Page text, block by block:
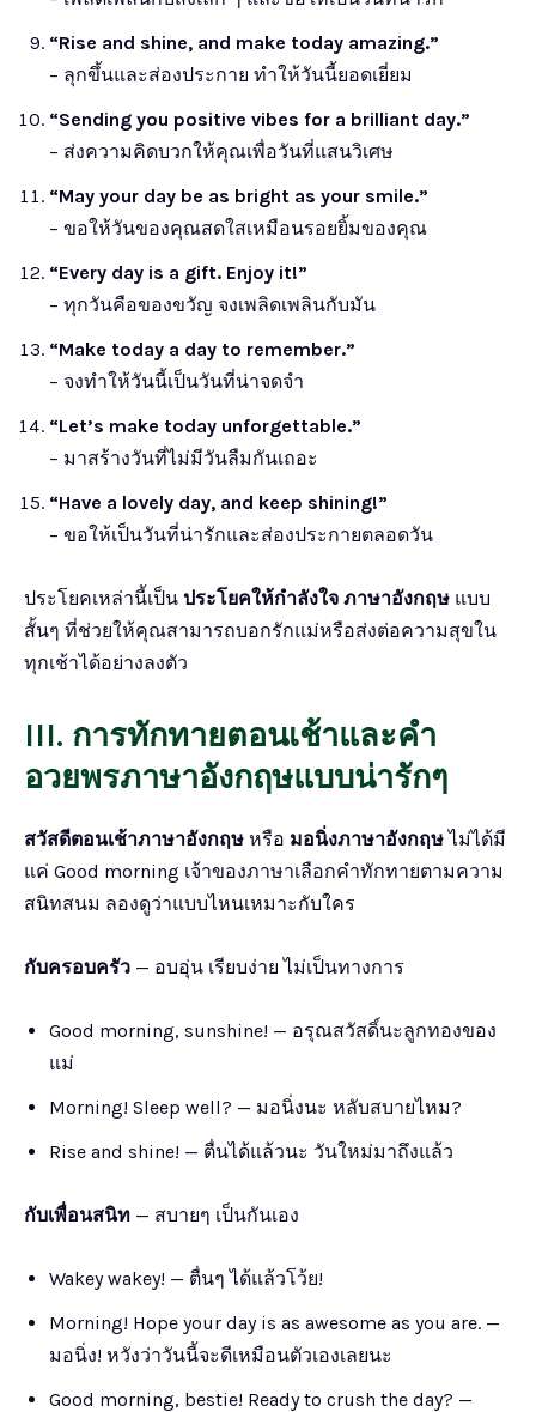
“Rise and shine, and make today amazing.”
– ลุกขึ้นและส่องประกาย ทำให้วันนี้ยอดเยี่ยม
“Sending you positive vibes for a brilliant day.”
– ส่งความคิดบวกให้คุณเพื่อวันที่แสนวิเศษ
“May your day be as bright as your smile.”
– ขอให้วันของคุณสดใสเหมือนรอยยิ้มของคุณ
“Every day is a gift. Enjoy it!”
– ทุกวันคือของขวัญ จงเพลิดเพลินกับมัน
“Make today a day to remember.”
– จงทำให้วันนี้เป็นวันที่น่าจดจำ
“Let’s make today unforgettable.”
– มาสร้างวันที่ไม่มีวันลืมกันเถอะ
“Have a lovely day, and keep shining!”
– ขอให้เป็นวันที่น่ารักและส่องประกายตลอดวัน
ประโยคเหล่านี้เป็น ประโยคให้กำลังใจ ภาษาอังกฤษ แบบ
สั้นๆ ที่ช่วยให้คุณสามารถบอกรักแม่หรือส่งต่อความสุขใน
ทุกเช้าได้อย่างลงตัว
III. การทักทายตอนเช้าและคำ
อวยพรภาษาอังกฤษแบบน่ารักๆ
สวัสดีตอนเช้าภาษาอังกฤษ หรือ มอนิ่งภาษาอังกฤษไม่ได้มี
แค่ Good morning เจ้าของภาษาเลือกคำทักทายตามความ
สนิทสนม ลองดูว่าแบบไหนเหมาะกับใคร
กับครอบครัว — อบอุ่น เรียบง่าย ไม่เป็นทางการ
Good morning, sunshine! — อรุณสวัสดิ์นะลูกทองของ
แม่
Morning! Sleep well? — มอนิ่งนะ หลับสบายไหม?
Rise and shine! — ตื่นได้แล้วนะ วันใหม่มาถึงแล้ว
กับเพื่อนสนิท — สบายๆ เป็นกันเอง
Wakey wakey! — ตื่นๆ ได้แล้วโว้ย!
Morning! Hope your day is as awesome as you are. —
มอนิ่ง! หวังว่าวันนี้จะดีเหมือนตัวเองเลยนะ
Good morning, bestie! Ready to crush the day? —